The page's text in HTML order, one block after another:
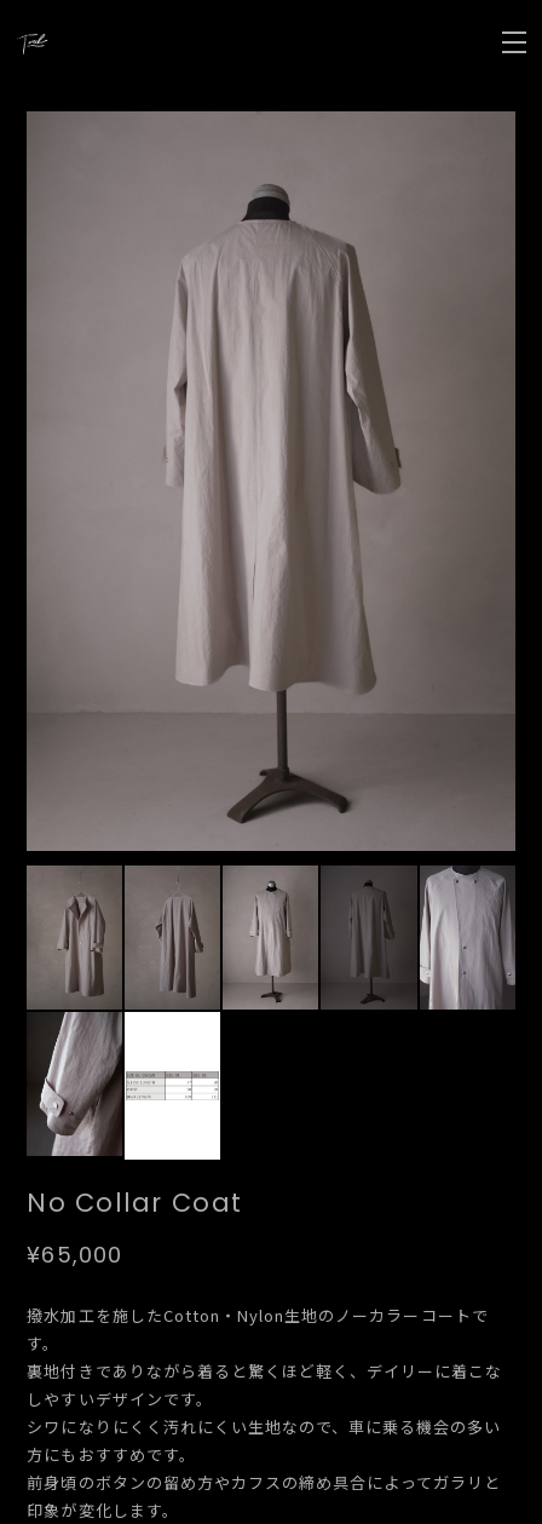
No Collar Coat
¥65,000
撥水加工を施したCotton・Nylon生地のノーカラーコートで
す。
裏地付きでありながら着ると驚くほど軽く、デイリーに着こな
しやすいデザインです。
シワになりにくく汚れにくい生地なので、車に乗る機会の多い
方にもおすすめです。
前身頃のボタンの留め方やカフスの締め具合によってガラリと
印象が変化します。